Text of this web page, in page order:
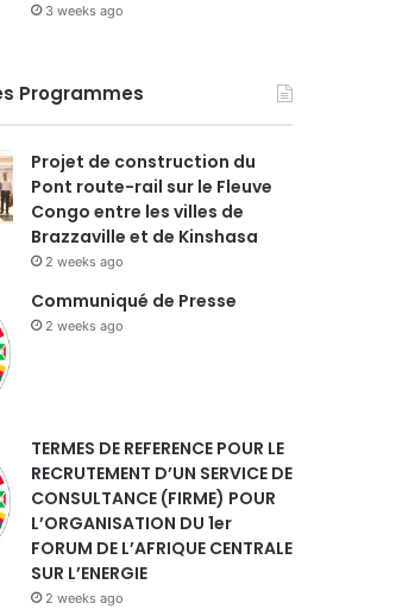
3 weeks ago
Programmes
Projet de construction du
Pont route-rail sur le Fleuve
Congo entre les villes de
Brazzaville et de Kinshasa
2 weeks ago
Communiqué de Presse
2 weeks ago
TERMES DE REFERENCE POUR LE
RECRUTEMENT D’UN SERVICE DE
CONSULTANCE (FIRME) POUR
L’ORGANISATION DU 1er
FORUM DE L’AFRIQUE CENTRALE
SUR L’ENERGIE
2 weeks ago